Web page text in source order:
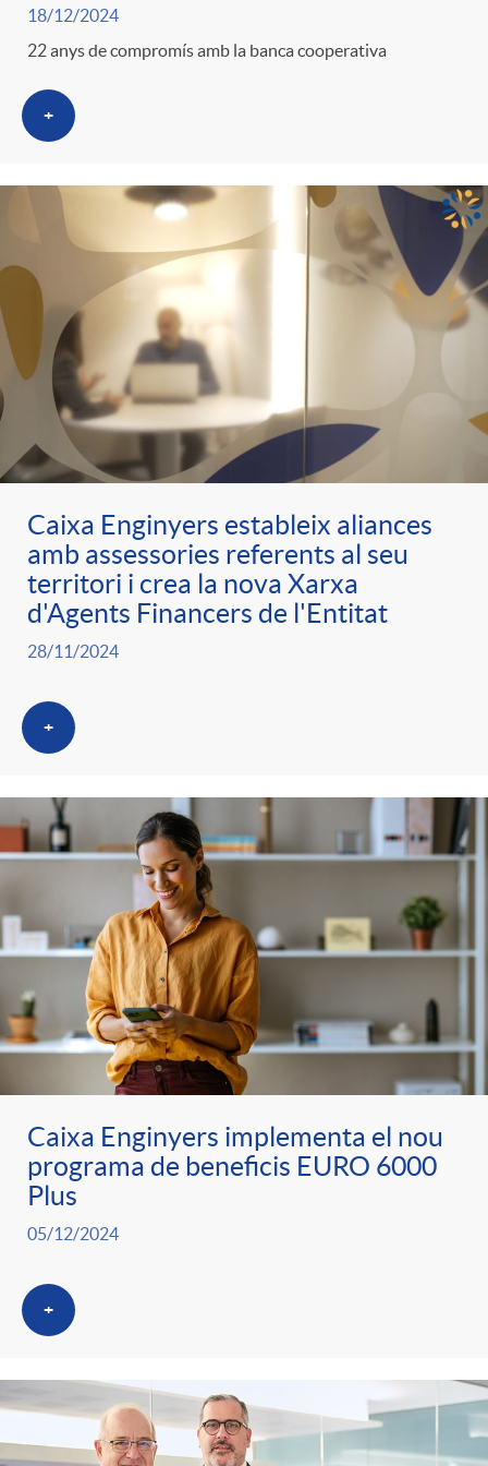
g
o
r
a
s
18/12/2024
22 anys de compromís amb la banca cooperativa
+
Caixa Enginyers estableix aliances
amb assessories referents al seu
territori i crea la nova Xarxa
d'Agents Financers de l'Entitat
28/11/2024
+
Caixa Enginyers implementa el nou
programa de beneficis EURO 6000
Plus
05/12/2024
+